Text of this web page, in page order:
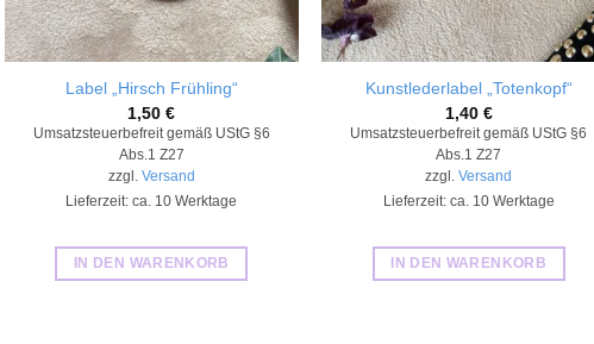
Label „Hirsch Frühling“
1,50€
Umsatzsteuerbefreit gemäß UStG §6
Abs.1 Z27
zzgl. Versand
Lieferzeit: ca. 10 Werktage
IN DEN WARENKORB
Kunstlederlabel „Totenkopf“
1,40 €
Umsatzsteuerbefreit gemäß UStG §6
Abs.1 Z27
zzgl.Versand
Lieferzeit: ca. 10 Werktage
IN DEN WARENKORB